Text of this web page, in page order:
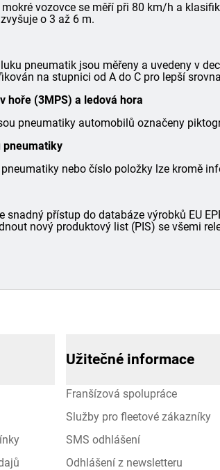
vozovce se měří při 80 km/h a
o 3 až 6 m.
pneumatik jsou měřeny a uvedeny v
na stupnici od A do C pro lepší
hoře (3MPS) a ledová hora
pneumatiky automobilů označeny
pneumatiky
nebo číslo položky lze kromě
snadný přístup do databáze výrobků EU
nový produktový list (PIS) se všemi
Užitečné informace
Franšízová spolupráce
Služby pro fleetové zákazníky
SMS odhlášení
Odhlášení z newsletteru